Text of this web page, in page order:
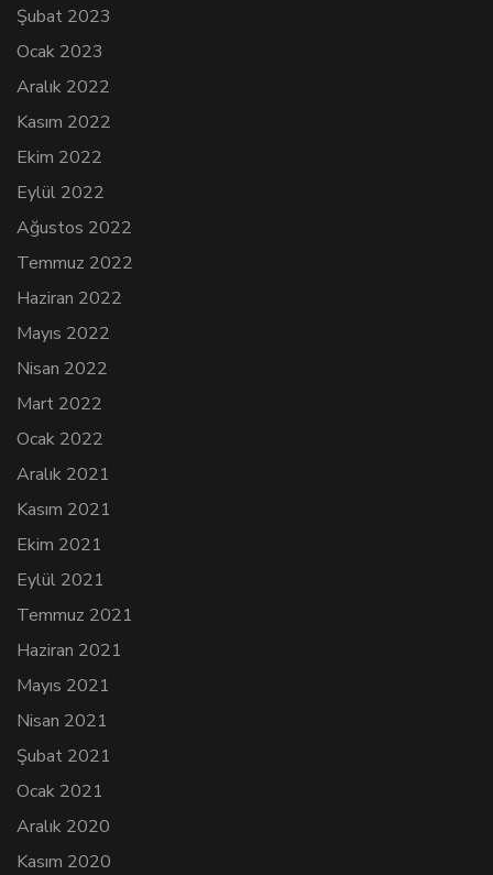
Şubat 2023
Ocak 2023
Aralık 2022
Kasım 2022
Ekim 2022
Eylül 2022
Ağustos 2022
Temmuz 2022
Haziran 2022
Mayıs 2022
Nisan 2022
Mart 2022
Ocak 2022
Aralık 2021
Kasım 2021
Ekim 2021
Eylül 2021
Temmuz 2021
Haziran 2021
Mayıs 2021
Nisan 2021
Şubat 2021
Ocak 2021
Aralık 2020
Kasım 2020